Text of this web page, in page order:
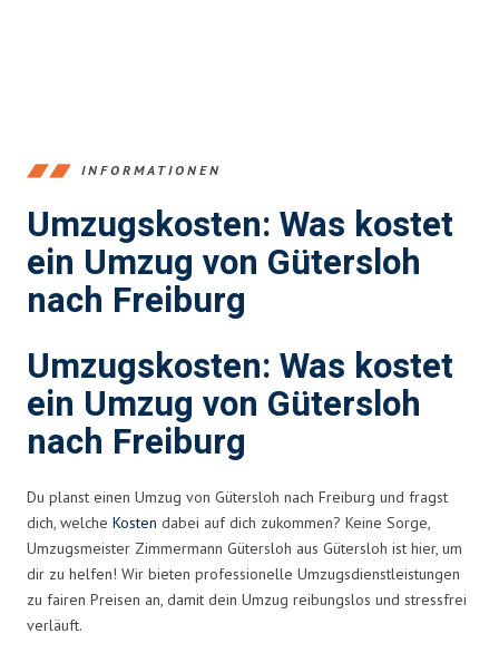
INFORMATIONEN
Umzugskosten: Was kostet
ein Umzug von Gütersloh
nach Freiburg
Umzugskosten: Was kostet
ein Umzug von Gütersloh
nach Freiburg
Du planst einen Umzug von Gütersloh nach Freiburg und fragst
dich, welche Kosten dabei auf dich zukommen? Keine Sorge,
Umzugsmeister Zimmermann Gütersloh aus Gütersloh ist hier, um
dir zu helfen! Wir bieten professionelle Umzugsdienstleistungen
zu fairen Preisen an, damit dein Umzug reibungslos und stressfrei
verläuft.